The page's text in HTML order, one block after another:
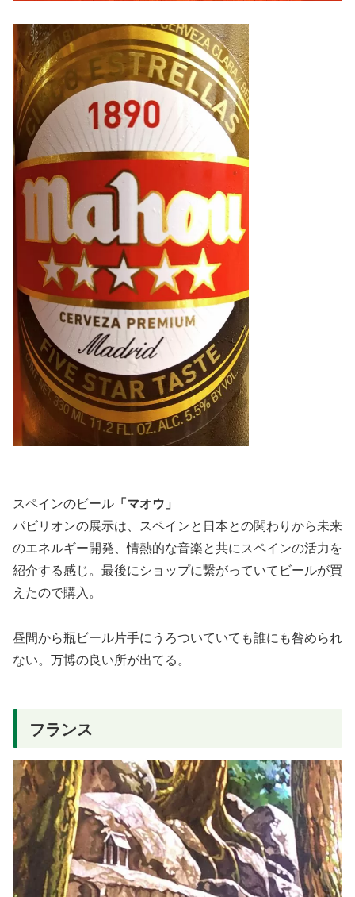
スペインのビール 「マオウ」
パビリオンの展示は、スペインと日本との関わりから未来
のエネルギー開発、情熱的な音楽と共にスペインの活力を
紹介する感じ。最後にショップに繋がっていてビールが買
えたので購入。
昼間から瓶ビール片手にうろついていても誰にも咎められ
ない。万博の良い所が出てる。
フランス